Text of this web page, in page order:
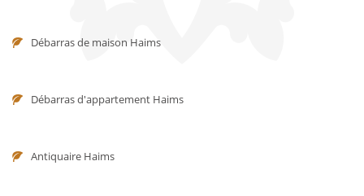
Débarras de maison Haims
Débarras d'appartement Haims
Antiquaire Haims